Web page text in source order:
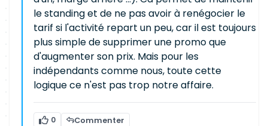
le standing et de ne pas avoir à renégocier le
tarif si l'activité repart un peu, car il est toujours
plus simple de supprimer une promo que
d'augmenter son prix. Mais pour les
indépendants comme nous, toute cette
logique ce n'est pas trop notre affaire.
0 Commenter